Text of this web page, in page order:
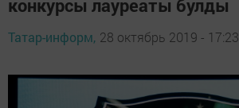
конкурсы лауреаты булды
Татар-информ, 28 октябрь 2019 - 17:23